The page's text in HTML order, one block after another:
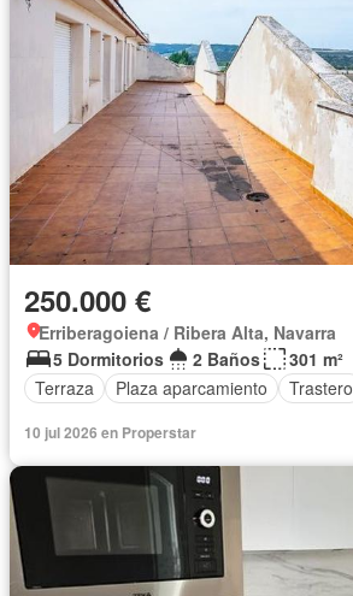
250.000 €
Erriberagoiena / Ribera Alta, Navarra
5 Dormitorios
2 Baños
301 m²
Terraza
Plaza aparcamiento Trastero
10 jul 2026 en Properstar